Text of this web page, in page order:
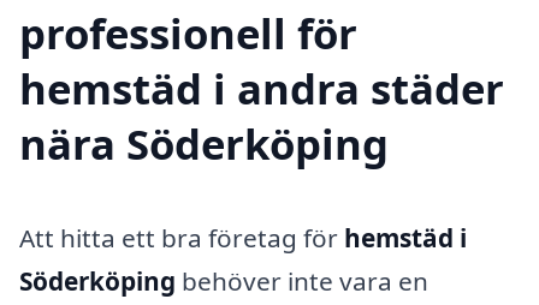
professionell för
hemstäd i andra städer
nära Söderköping
Att hitta ett bra företag för hemstäd i
Söderköping behöver inte vara en